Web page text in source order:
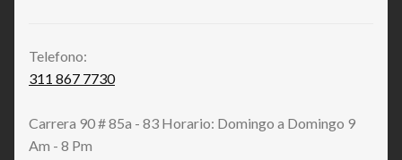
Telefono:
311 867 7730
Carrera 90 # 85a - 83 Horario: Domingo a Domingo 9
Am - 8 Pm